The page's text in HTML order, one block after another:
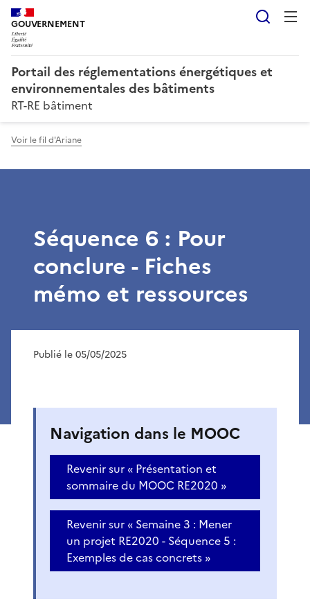
GOUVERNEMENT
Portail des réglementations énergétiques et
environnementales des bâtiments
RT-RE bâtiment
Voir le fil d'Ariane
Séquence 6 : Pour
conclure - Fiches
mémo et ressources
Publié le 05/05/2025
Navigation dans le MOOC
Revenir sur « Présentation et
sommaire du MOOC RE2020 »
Revenir sur « Semaine 3 : Mener
un projet RE2020 - Séquence 5 :
Exemples de cas concrets »